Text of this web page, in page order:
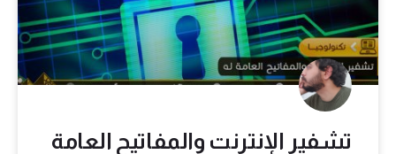
تشفير الإنترنت والمفاتيح العامة